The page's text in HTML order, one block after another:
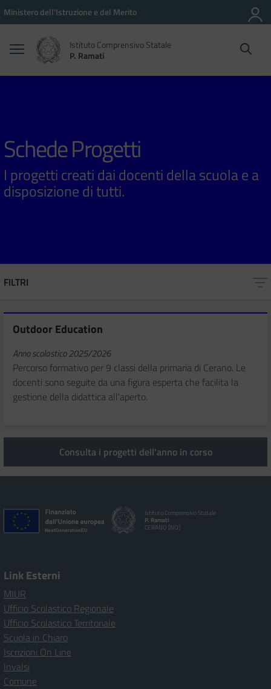
Vai ai contenuti
Vai al menu di navigazione
Vai al footer
Ministero dell'Istruzione e del Merito
Istituto Comprensivo Statale
P. Ramati
Schede Progetti
I progetti creati dai docenti della scuola e a
disposizione di tutti.
FILTRI
Outdoor Education
Anno scolastico 2025/2026
Percorso formativo per 9 classi della primaria di Cerano. Le
docenti sono seguite da una figura esperta che facilita la
gestione della didattica all'aperto.
Consulta i progetti dell'anno in corso
Istituto Comprensivo Statale
P. Ramati
CERANO [NO]
Link Esterni
MIUR
Ufficio Scolastico Regionale
Ufficio Scolastico Territoriale
Scuola in Chiaro
Iscrizioni On Line
Invalsi
Comune